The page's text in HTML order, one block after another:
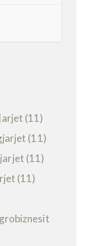
(11)
(11)
(11)
(11)